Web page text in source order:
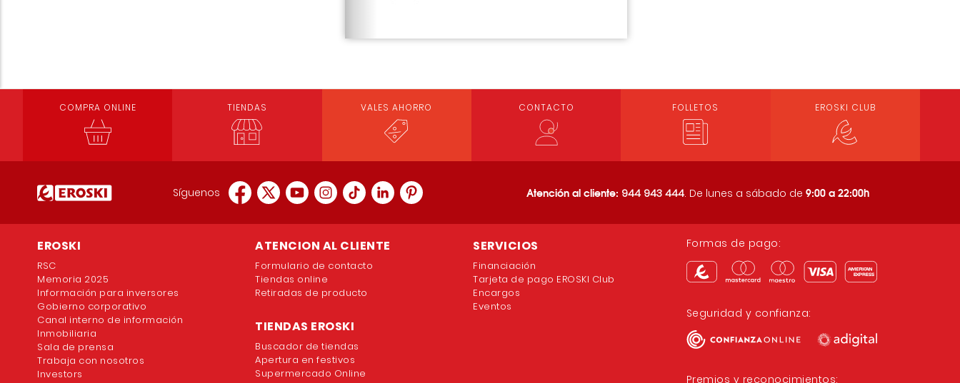
Loading PDF 100% ...
COMPRA ONLINE TIENDAS VALES AHORRO CONTACTO FOLLETOS EROSKI CLUB
Síguenos Atención al cliente: 944 943 444. De lunes a sábado de 9:00 a 22:00h
EROSKI
RSC
Memoria 2025
Información para inversores
Gobierno corporativo
Canal interno de información
Inmobiliaria
Sala de prensa
Trabaja con nosotros
Investors
ATENCION AL CLIENTE
Formulario de contacto
Tiendas online
Retiradas de producto
TIENDAS EROSKI
Buscador de tiendas
Apertura en festivos
Supermercado Online
SERVICIOS
Financiación
Tarjeta de pago EROSKI Club
Encargos
Eventos
Formas de pago:
Seguridad y confianza:
Premios y reconocimientos: